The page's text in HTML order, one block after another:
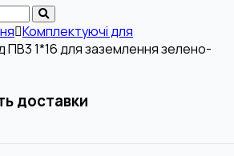
Комплектуючі для
ПВ3 1*16 для заземлення зелено-
доставки